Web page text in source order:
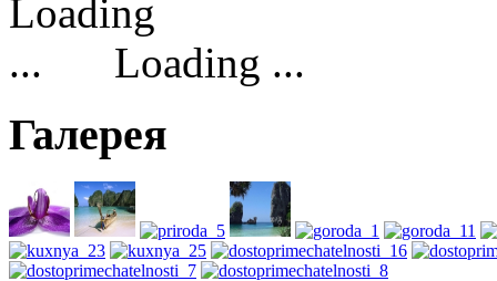
Loading ...
Галерея